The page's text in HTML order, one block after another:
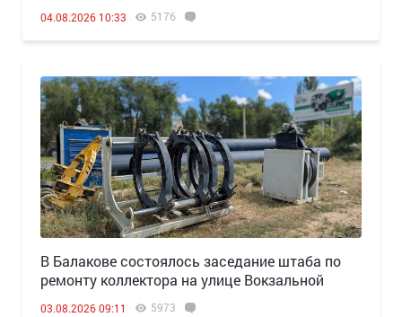
04.08.2026 10:33 5176
В Балакове состоялось заседание штаба по
ремонту коллектора на улице Вокзальной
03.08.2026 09:11 5973